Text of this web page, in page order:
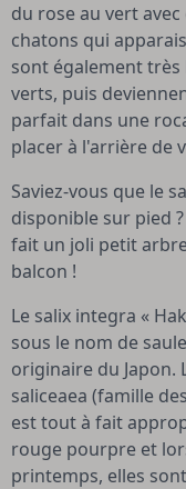
du rose au vert
chatons qui
sont également très
verts, puis
parfait dans une
placer à l'arrière de
Saviez-vous que le
disponible sur pied
fait un joli petit
balcon !
Le salix integra «
sous le nom de
originaire du Japon.
saliceaea (famille
est tout à fait
rouge pourpre et
printemps, elles